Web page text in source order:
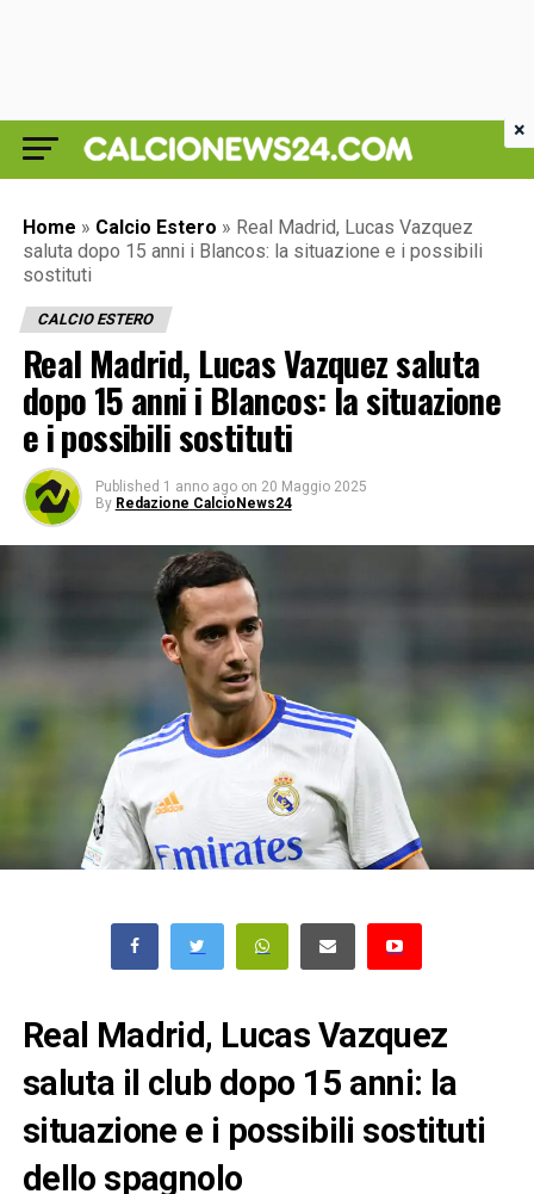
Home » Calcio Estero » Real Madrid, Lucas Vazquez
saluta dopo 15 anni i Blancos: la situazione e i possibili
sostituti
CALCIO ESTERO
Real Madrid, Lucas Vazquez saluta
dopo 15 anni i Blancos: la situazione
e i possibili sostituti
Published 1 anno ago on 20 Maggio 2025
By Redazione CalcioNews24
Real Madrid, Lucas Vazquez
saluta il club dopo 15 anni: la
situazione e i possibili sostituti
dello spagnolo
×